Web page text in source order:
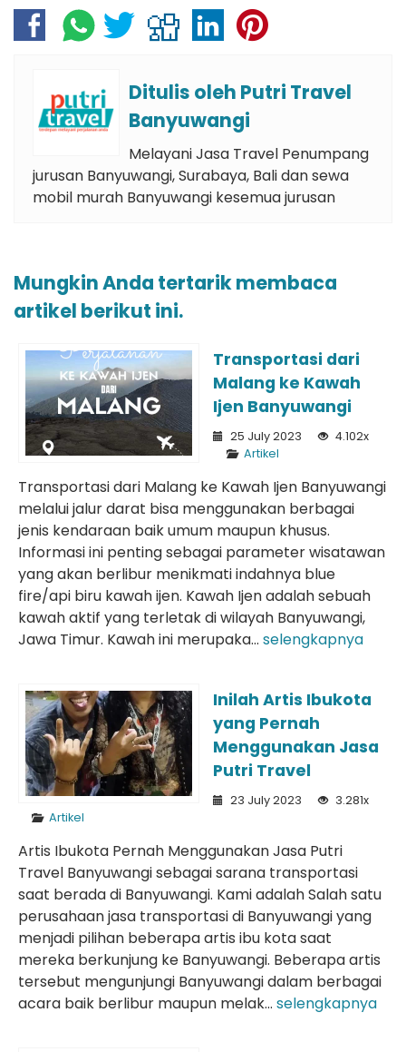
Ditulis oleh Putri Travel
Banyuwangi
Melayani Jasa Travel Penumpang
jurusan Banyuwangi, Surabaya, Bali dan sewa
mobil murah Banyuwangi kesemua jurusan
Mungkin Anda tertarik membaca
artikel berikut ini.
Transportasi dari
Malang ke Kawah
Ijen Banyuwangi
25 July 2023
4.102x
Artikel
Transportasi dari Malang ke Kawah Ijen Banyuwangi
melalui jalur darat bisa menggunakan berbagai
jenis kendaraan baik umum maupun khusus.
Informasi ini penting sebagai parameter wisatawan
yang akan berlibur menikmati indahnya blue
fire/api biru kawah ijen. Kawah Ijen adalah sebuah
kawah aktif yang terletak di wilayah Banyuwangi,
Jawa Timur. Kawah ini merupaka... selengkapnya
Inilah Artis Ibukota
yang Pernah
Menggunakan Jasa
Putri Travel
23 July 2023
3.281x
Artikel
Artis Ibukota Pernah Menggunakan Jasa Putri
Travel Banyuwangi sebagai sarana transportasi
saat berada di Banyuwangi. Kami adalah Salah satu
perusahaan jasa transportasi di Banyuwangi yang
menjadi pilihan beberapa artis ibu kota saat
mereka berkunjung ke Banyuwangi. Beberapa artis
tersebut mengunjungi Banyuwangi dalam berbagai
acara baik berlibur maupun melak... selengkapnya